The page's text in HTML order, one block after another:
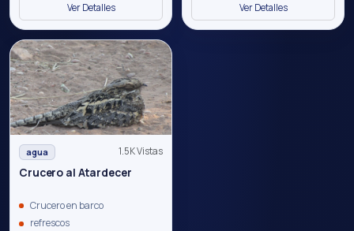
Ver Detalles Ver Detalles
agua 1.5K Vistas
Crucero al Atardecer
Crucero en barco
refrescos